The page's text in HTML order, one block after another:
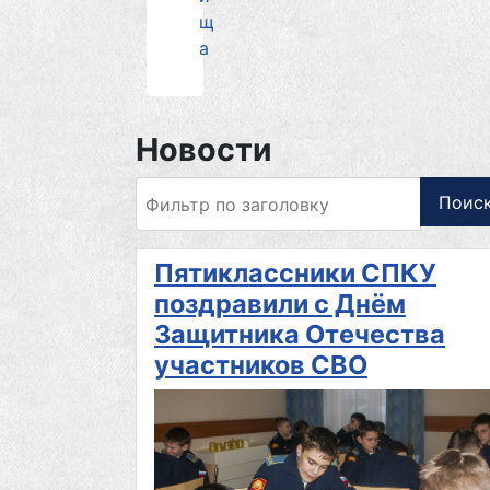
щ
а
Новости
Пятиклассники СПКУ
поздравили с Днём
Защитника Отечества
участников СВО